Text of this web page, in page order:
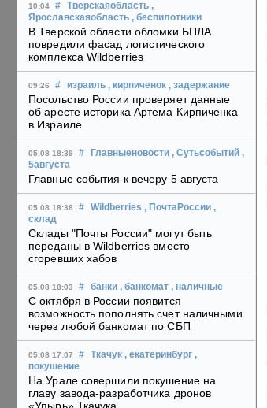
10:04 # Тверскаяобласть ,
Ярославскаяобласть , беспилотники
В Тверской области обломки БПЛА
повредили фасад логистического
комплекса Wildberries
09:26 # израиль , кирпиченок , задержание
Посольство России проверяет данные
об аресте историка Артема Кирпиченка
в Израиле
05.08 18:39 # Главныеновости , Сутьсобытий ,
5августа
Главные события к вечеру 5 августа
05.08 18:38 # Wildberries , ПочтаРоссии ,
склад
Склады "Почты России" могут быть
переданы в Wildberries вместо
сгоревших хабов
05.08 18:03 # банки , банкомат , наличные
С октября в России появится
возможность пополнять счет наличными
через любой банкомат по СБП
05.08 17:07 # Ткачук , екатеринбург ,
покушение
На Урале совершили покушение на
главу завода-разработчика дронов